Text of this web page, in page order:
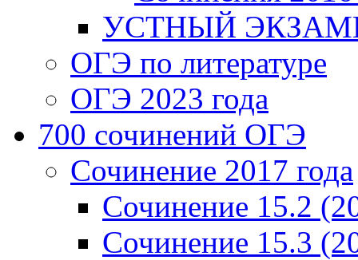
УСТНЫЙ
ОГЭ по литературе
ОГЭ 2023 года
700 cочинений ОГЭ
Сочинение 2017 года
Сочинение 15.2
Сочинение 15.3